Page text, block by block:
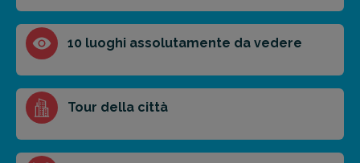
Breve Medio Punti chiave
prossima destinazione di viaggio.
FAI PREVENTIVO
10 luoghi assolutamente da vedere
Tour della città